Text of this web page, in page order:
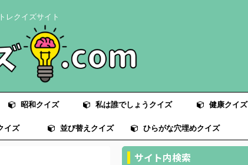
レクイズサイト
昭和クイズ 私は誰でしょうクイズ 健康クイズ
イズ 並び替えクイズ ひらがな穴埋めクイズ
サイト内検索